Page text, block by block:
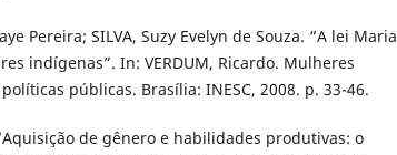
Pereira; SILVA, Suzy Evelyn de Souza. “A lei Maria
indígenas”. In: VERDUM, Ricardo. Mulheres
públicas. Brasília: INESC, 2008. p. 33-46.
de gênero e habilidades produtivas: o